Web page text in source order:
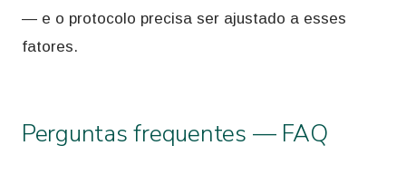
— e o protocolo precisa ser ajustado a esses
fatores.
Perguntas frequentes — FAQ